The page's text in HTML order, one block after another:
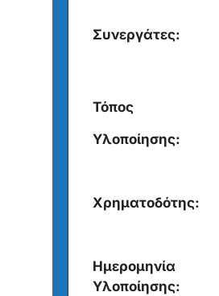
Συνεργάτες:
Τόπος
Υλοποίησης:
Xρηματοδότης:
Ημερομηνία
Υλοποίησης: